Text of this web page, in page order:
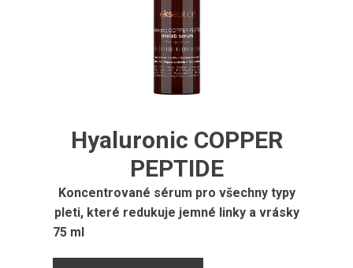
Hyaluronic COPPER
PEPTIDE
Koncentrované sérum pro všechny typy
pleti, které redukuje jemné linky a vrásky
75 ml